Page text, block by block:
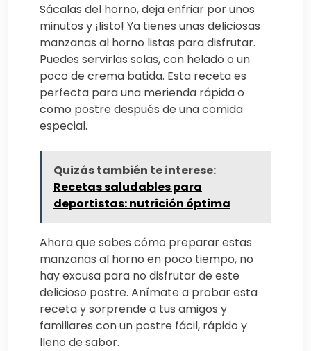
Sácalas del horno, deja enfriar por unos
minutos y ¡listo! Ya tienes unas deliciosas
manzanas al horno listas para disfrutar.
Puedes servirlas solas, con helado o un
poco de crema batida. Esta receta es
perfecta para una merienda rápida o
como postre después de una comida
especial.
Quizás también te interese:
Recetas saludables para
deportistas: nutrición óptima
Ahora que sabes cómo preparar estas
manzanas al horno en poco tiempo, no
hay excusa para no disfrutar de este
delicioso postre. Anímate a probar esta
receta y sorprende a tus amigos y
familiares con un postre fácil, rápido y
lleno de sabor.